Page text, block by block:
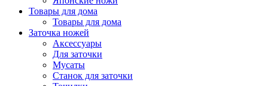
Товары для дома
Товары для дома
Заточка ножей
Аксессуары
Для заточки
Мусаты
Станок для заточки